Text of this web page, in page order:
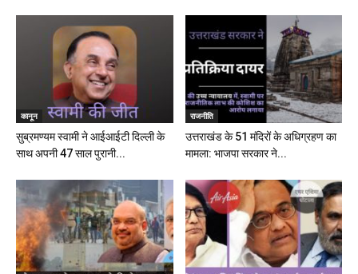
कानून
सुब्रमण्यम स्वामी ने आईआईटी दिल्ली के
साथ अपनी 47 साल पुरानी...
राजनीति
उत्तराखंड के 51 मंदिरों के अधिग्रहण का
मामला: भाजपा सरकार ने...